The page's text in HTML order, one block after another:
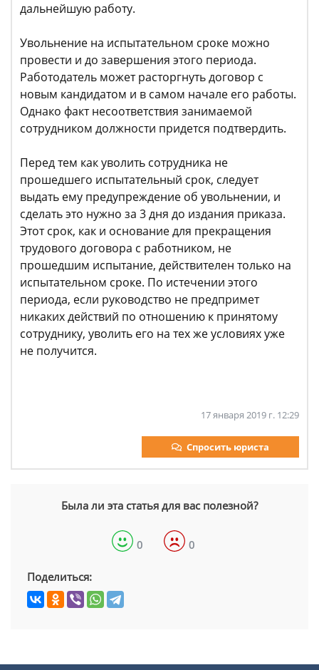
дальнейшую работу.
Увольнение на испытательном сроке можно
провести и до завершения этого периода.
Работодатель может расторгнуть договор с
новым кандидатом и в самом начале его работы.
Однако факт несоответствия занимаемой
сотрудником должности придется подтвердить.
Перед тем как уволить сотрудника не
прошедшего испытательный срок, следует
выдать ему предупреждение об увольнении, и
сделать это нужно за 3 дня до издания приказа.
Этот срок, как и основание для прекращения
трудового договора с работником, не
прошедшим испытание, действителен только на
испытательном сроке. По истечении этого
периода, если руководство не предпримет
никаких действий по отношению к принятому
сотруднику, уволить его на тех же условиях уже
не получится.
17 января 2019 г. 12:29
Спросить юриста
Была ли эта статья для вас полезной?
0 0
Поделиться: